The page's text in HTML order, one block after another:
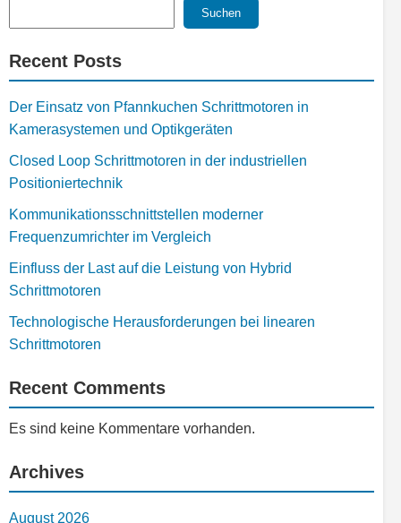
Suchen
Recent Posts
Der Einsatz von Pfannkuchen Schrittmotoren in
Kamerasystemen und Optikgeräten
Closed Loop Schrittmotoren in der industriellen
Positioniertechnik
Kommunikationsschnittstellen moderner
Frequenzumrichter im Vergleich
Einfluss der Last auf die Leistung von Hybrid
Schrittmotoren
Technologische Herausforderungen bei linearen
Schrittmotoren
Recent Comments
Es sind keine Kommentare vorhanden.
Archives
August 2026